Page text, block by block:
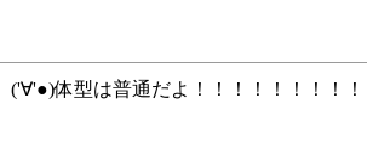
('∀'●)体型は普通だよ！！！！！！！！